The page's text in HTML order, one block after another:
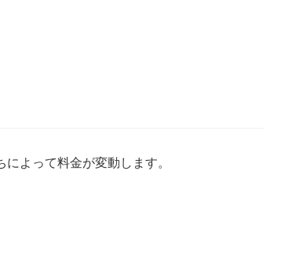
よって料金が変動します。